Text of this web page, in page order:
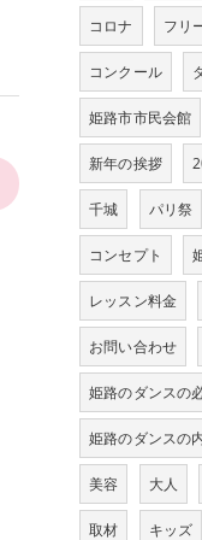
コロナ フリ
コンクール
姫路市市民会館
新年の挨拶
千城 パリ祭
コンセプト
レッスン料金
お問い合わせ
姫路のダンスの
姫路のダンスの
美容 大人
取材 キッズ